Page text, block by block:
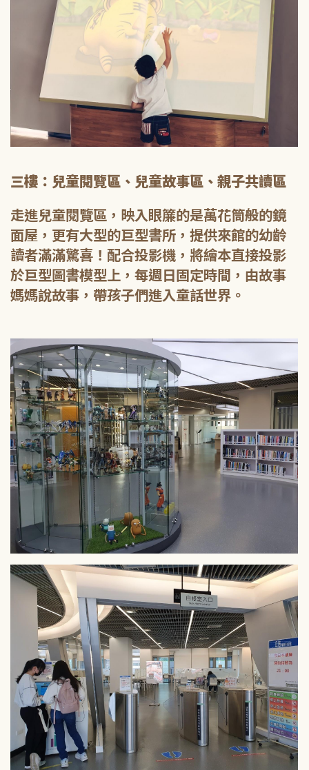
三樓：兒童閱覽區、兒童故事區、親子共讀區
走進兒童閱覽區，映入眼簾的是萬花筒般的鏡
面屋，更有大型的巨型書所，提供來館的幼齡
讀者滿滿驚喜！配合投影機，將繪本直接投影
於巨型圖書模型上，每週日固定時間，由故事
媽媽說故事，帶孩子們進入童話世界。